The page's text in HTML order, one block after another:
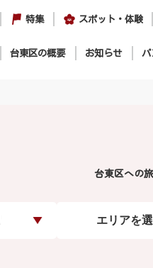
特集 スポット・体験
台東区の概要 お知らせ パ
台東区への
エリアを